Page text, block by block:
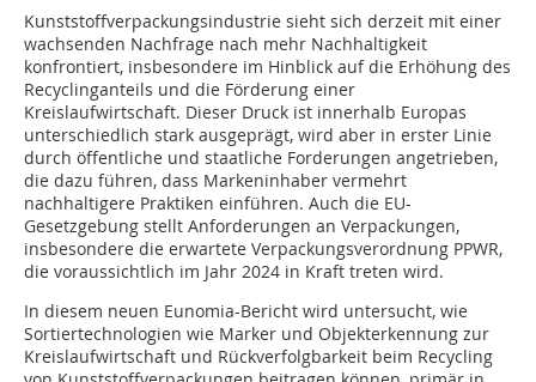
Kunststoffverpackungsindustrie sieht sich derzeit mit einer
wachsenden Nachfrage nach mehr Nachhaltigkeit
konfrontiert, insbesondere im Hinblick auf die Erhöhung des
Recyclinganteils und die Förderung einer
Kreislaufwirtschaft. Dieser Druck ist innerhalb Europas
unterschiedlich stark ausgeprägt, wird aber in erster Linie
durch öffentliche und staatliche Forderungen angetrieben,
die dazu führen, dass Markeninhaber vermehrt
nachhaltigere Praktiken einführen. Auch die EU-
Gesetzgebung stellt Anforderungen an Verpackungen,
insbesondere die erwartete Verpackungsverordnung PPWR,
die voraussichtlich im Jahr 2024 in Kraft treten wird.
In diesem neuen Eunomia-Bericht wird untersucht, wie
Sortiertechnologien wie Marker und Objekterkennung zur
Kreislaufwirtschaft und Rückverfolgbarkeit beim Recycling